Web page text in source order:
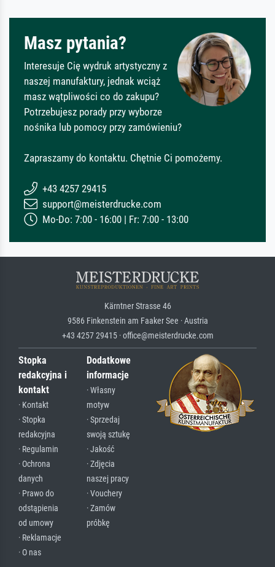
Masz pytania?
Interesuje Cię wydruk artystyczny z
naszej manufaktury, jednak wciąż
masz wątpliwości co do zakupu?
Potrzebujesz porady przy wyborze
nośnika lub pomocy przy zamówieniu?
Zapraszamy do kontaktu. Chętnie Ci pomożemy.
+43 4257 29415
support@meisterdrucke.com
Mo-Do: 7:00 - 16:00 | Fr: 7:00 - 13:00
Kärntner Strasse 46
9586 Finkenstein am Faaker See · Austria
+43 4257 29415 · office@meisterdrucke.com
Stopka
redakcyjna i
kontakt
· Kontakt
· Stopka
redakcyjna
· Regulamin
· Ochrona
danych
· Prawo do
odstąpienia
od umowy
· Reklamacje
· O nas
Dodatkowe
informacje
· Własny
motyw
· Sprzedaj
swoją sztukę
· Jakość
· Zdjęcia
naszej pracy
· Vouchery
· Zamów
próbkę